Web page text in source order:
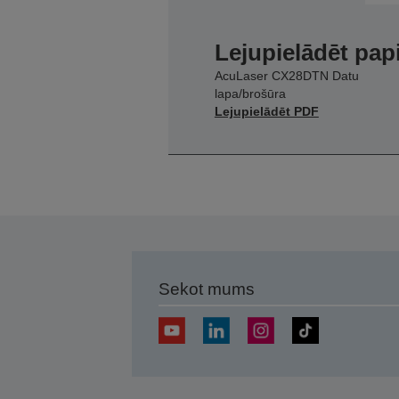
Lejupielādēt
AcuLaser CX28DTN Datu
lapa/brošūra
Lejupielādēt PDF
Sekot mums